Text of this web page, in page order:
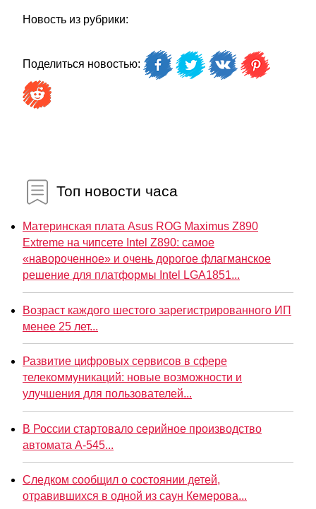
Новость из рубрики:
Поделиться новостью:
Топ новости часа
Материнская плата Asus ROG Maximus Z890
Extreme на чипсете Intel Z890: самое
«навороченное» и очень дорогое флагманское
решение для платформы Intel LGA1851...
Возраст каждого шестого зарегистрированного ИП
менее 25 лет...
Развитие цифровых сервисов в сфере
телекоммуникаций: новые возможности и
улучшения для пользователей...
В России стартовало серийное производство
автомата А-545...
Следком сообщил о состоянии детей,
отравившихся в одной из саун Кемерова...